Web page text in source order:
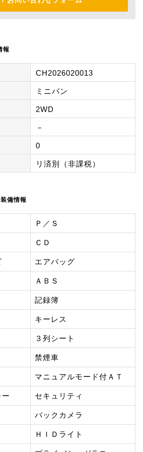
報
CH2026020013
ミニバン
2WD
－
0
リ済別（非課税）
装備情報
Ｐ／Ｓ
ＣＤ
エアバッグ
ＡＢＳ
記録簿
キーレス
３列シート
禁煙車
マニュアルモード付ＡＴ
セキュリティ
バックカメラ
ＨＩＤライト